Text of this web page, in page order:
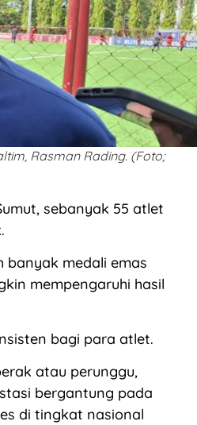
Rasman Rading. (Foto;
sebanyak 55 atlet
banyak medali emas
mempengaruhi hasil
bagi para atlet.
atau perunggu,
bergantung pada
di tingkat nasional